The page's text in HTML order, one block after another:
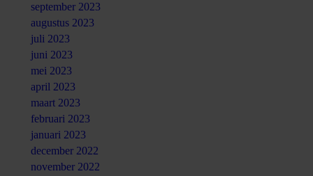
september 2023
augustus 2023
juli 2023
juni 2023
mei 2023
april 2023
maart 2023
februari 2023
januari 2023
december 2022
november 2022